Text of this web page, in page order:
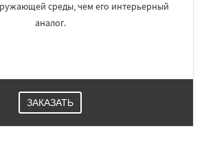
среды, чем его интерьерный
аналог.
ЗАКАЗАТЬ